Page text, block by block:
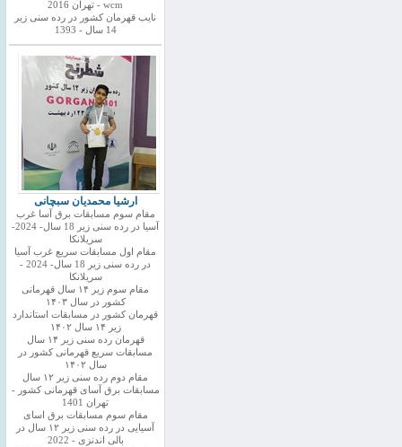
wcm - تهران 2016
نایب قهرمان کشور در رده سنی زیر
14 سال - 1393
ارشیا محمدیان سبچانی
مقام سوم مسابقات برق آسا غرب
آسیا در رده سنی زیر 18 سال- 2024-
سریلانکا
مقام اول مسابقات سریع غرب آسیا
در رده سنی زیر 18 سال- 2024 -
سریلانکا
مقام سوم زیر ۱۴ سال قهرمانی
کشور در سال ۱۴۰۳
قهرمان کشور در مسابقات استاندارد
زیر ۱۴ سال ۱۴۰۲
قهرمان رده سنی زیر ۱۴ سال
مسابقات سریع قهرمانی کشور در
سال ۱۴۰۲
مقام دوم رده سنی زیر ۱۲ سال
مسابقات برق آسای قهرمانی کشور -
تهران 1401
مقام سوم مسابقات برق اسای
آسیایی در رده سنی زیر ۱۲ سال در
بالی اندنزی - 2022